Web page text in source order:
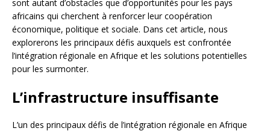
sont autant d’obstacles que d’opportunités pour les pays
africains qui cherchent à renforcer leur coopération
économique, politique et sociale. Dans cet article, nous
explorerons les principaux défis auxquels est confrontée
l’intégration régionale en Afrique et les solutions potentielles
pour les surmonter.
L’infrastructure insuffisante
L’un des principaux défis de l’intégration régionale en Afrique